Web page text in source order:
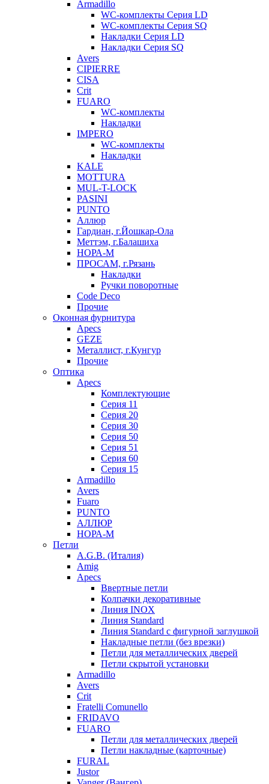
Armadillo
WC-комплекты Серия LD
WC-комплекты Серия SQ
Накладки Серия LD
Накладки Серия SQ
Avers
CIPIERRE
CISA
Crit
FUARO
WC-комплекты
Накладки
IMPERO
WC-комплекты
Накладки
KALE
MOTTURA
MUL-T-LOCK
PASINI
PUNTO
Аллюр
Гардиан, г.Йошкар-Ола
Меттэм, г.Балашиха
НОРА-М
ПРОСАМ, г.Рязань
Накладки
Ручки поворотные
Code Deco
Прочие
Оконная фурнитура
Apecs
GEZE
Металлист, г.Кунгур
Прочие
Оптика
Apecs
Комплектующие
Серия 11
Серия 20
Серия 30
Серия 50
Серия 51
Серия 60
Серия 15
Armadillo
Avers
Fuaro
PUNTO
АЛЛЮР
НОРА-М
Петли
A.G.B. (Италия)
Amig
Apecs
Ввертные петли
Колпачки декоративные
Линия INOX
Линия Standard
Линия Standard с фигурной заглушкой
Накладные петли (без врезки)
Петли для металлических дверей
Петли скрытой установки
Armadillo
Avers
Crit
Fratelli Comunello
FRIDAVO
FUARO
Петли для металлических дверей
Петли накладные (карточные)
FURAL
Justor